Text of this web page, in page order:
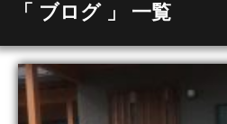
「 ブログ 」 一覧